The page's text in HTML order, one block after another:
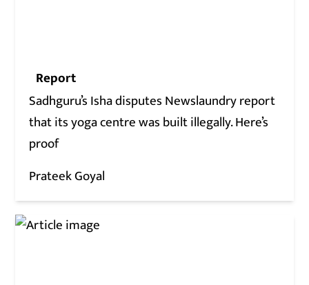
Report
Sadhguru’s Isha disputes Newslaundry report
that its yoga centre was built illegally. Here’s
proof
Prateek Goyal